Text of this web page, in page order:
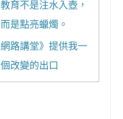
教育不是注水入壺，
而是點亮蠟燭。
網路講堂》提供我一
個改變的出口